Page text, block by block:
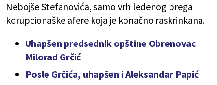
Nebojše Stefanovića, samo vrh ledenog brega
korupcionaške afere koja je konačno raskrinkana.
Uhapšen predsednik opštine Obrenovac
Milorad Grčić
Posle Grčića, uhapšen i Aleksandar Papić